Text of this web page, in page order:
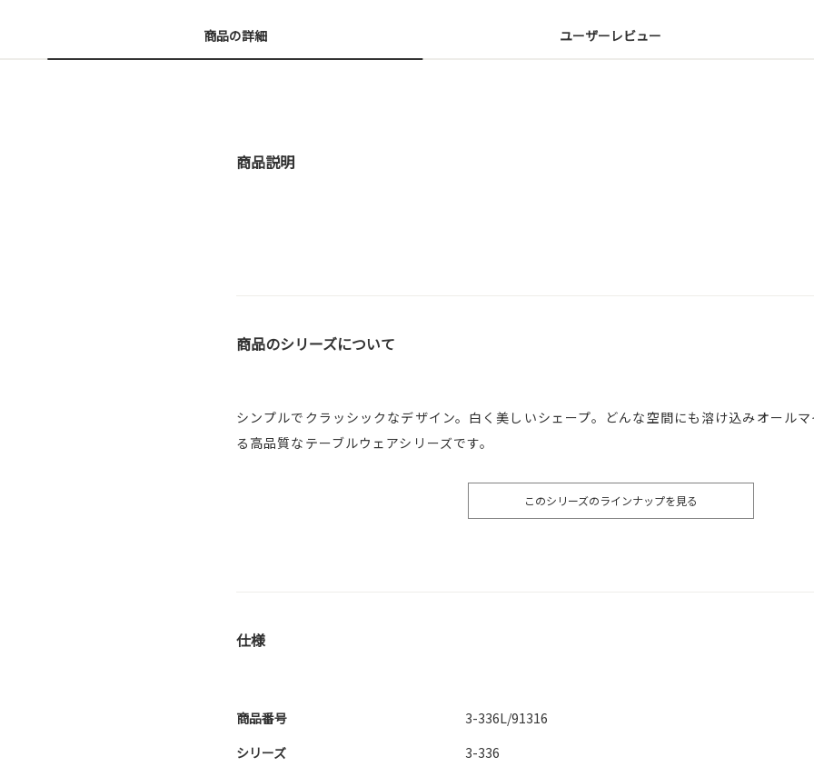
商品の詳細 ユーザーレビュー
商品説明
商品のシリーズについて
シンプルでクラッシックなデザイン。白く美しいシェープ。どんな空間にも溶け込みオール
る高品質なテーブルウェアシリーズです。
このシリーズのラインナップを見る
仕様
商品番号
3-336L/91316
シリーズ
3-336